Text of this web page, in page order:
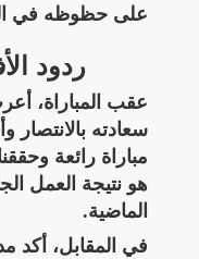
على حظوظه في
ردود
عقب المباراة،
سعادته بالانتصار
مباراة رائعة
هو نتيجة العمل
الماضية.
في المقابل، أكد